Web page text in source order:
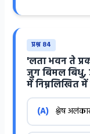
प्रश्न 84
'लता भवन ते
जुग बिमल बिधु,
में निम्नलिखित
(A) श्लेष